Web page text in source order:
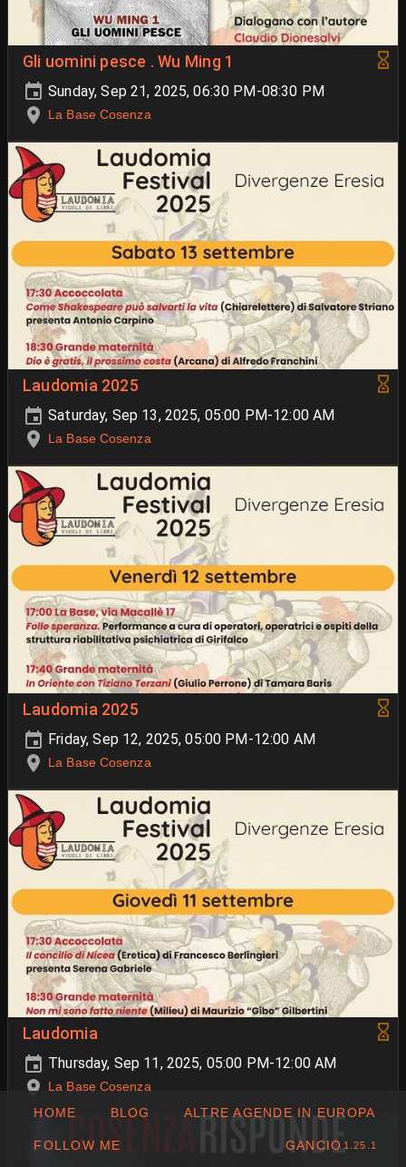
Gli uomini pesce . Wu Ming 1
Sunday, Sep 21, 2025, 06:30 PM-08:30 PM
La Base Cosenza
Laudomia 2025
Saturday, Sep 13, 2025, 05:00 PM-12:00 AM
La Base Cosenza
Laudomia 2025
Friday, Sep 12, 2025, 05:00 PM-12:00 AM
La Base Cosenza
Laudomia
Thursday, Sep 11, 2025, 05:00 PM-12:00 AM
La Base Cosenza
HOME
BLOG ALTRE AGENDE IN EUROPA
FOLLOW ME GANCIO 1.25.1